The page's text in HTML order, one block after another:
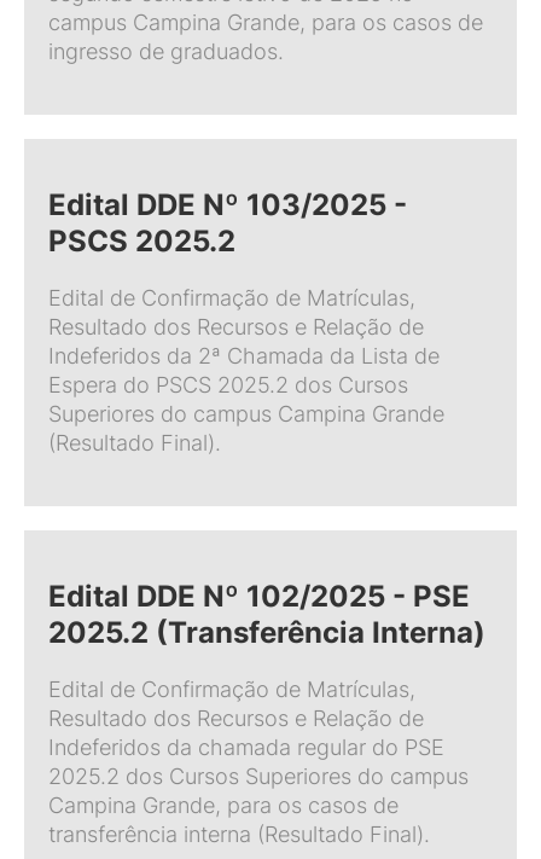
campus Campina Grande, para os casos de
ingresso de graduados.
Edital DDE Nº 103/2025 -
PSCS 2025.2
Edital de Confirmação de Matrículas,
Resultado dos Recursos e Relação de
Indeferidos da 2ª Chamada da Lista de
Espera do PSCS 2025.2 dos Cursos
Superiores do campus Campina Grande
(Resultado Final).
Edital DDE Nº 102/2025 - PSE
2025.2 (Transferência Interna)
Edital de Confirmação de Matrículas,
Resultado dos Recursos e Relação de
Indeferidos da chamada regular do PSE
2025.2 dos Cursos Superiores do campus
Campina Grande, para os casos de
transferência interna (Resultado Final).